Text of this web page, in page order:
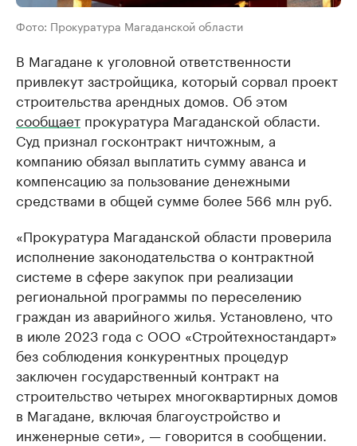
Фото: Прокуратура Магаданской области
В Магадане к уголовной ответственности
привлекут застройщика, который сорвал проект
строительства арендных домов. Об этом
сообщает прокуратура Магаданской области.
Суд признал госконтракт ничтожным, а
компанию обязал выплатить сумму аванса и
компенсацию за пользование денежными
средствами в общей сумме более 566 млн руб.
«Прокуратура Магаданской области проверила
исполнение законодательства о контрактной
системе в сфере закупок при реализации
региональной программы по переселению
граждан из аварийного жилья. Установлено, что
в июле 2023 года с ООО «Стройтехностандарт»
без соблюдения конкурентных процедур
заключен государственный контракт на
строительство четырех многоквартирных домов
в Магадане, включая благоустройство и
инженерные сети», — говорится в сообщении.